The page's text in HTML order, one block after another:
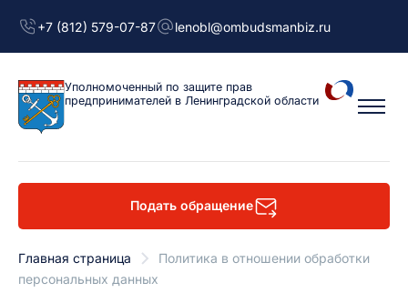
+7 (812) 579-07-87 lenobl@ombudsmanbiz.ru
Уполномоченный по защите прав
предпринимателей в Ленинградской области
Подать обращение
Главная страница
Политика в отношении обработки
персональных данных